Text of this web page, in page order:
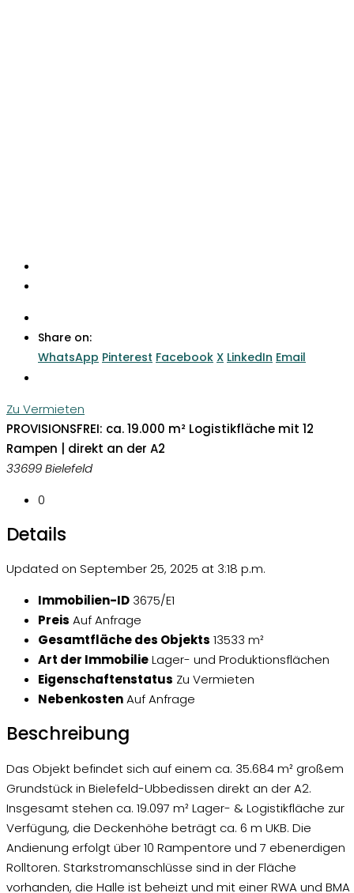
Share on:
WhatsApp Pinterest Facebook X LinkedIn Email
Zu Vermieten
PROVISIONSFREI: ca. 19.000 m² Logistikfläche mit 12
Rampen | direkt an der A2
33699 Bielefeld
0
Details
Updated on September 25, 2025 at 3:18 p.m.
Immobilien-ID 3675/E1
Preis Auf Anfrage
Gesamtfläche des Objekts 13533 m²
Art der ImmobilieLager- und Produktionsflächen
Eigenschaftenstatus Zu Vermieten
NebenkostenAuf Anfrage
Beschreibung
Das Objekt befindet sich auf einem ca. 35.684 m² großem
Grundstück in Bielefeld-Ubbedissen direkt an der A2.
Insgesamt stehen ca. 19.097 m² Lager- & Logistikfläche zur
Verfügung, die Deckenhöhe beträgt ca. 6 m UKB. Die
Andienung erfolgt über 10 Rampentore und 7 ebenerdigen
Rolltoren. Starkstromanschlüsse sind in der Fläche
vorhanden, die Halle ist beheizt und mit einer RWA und BMA